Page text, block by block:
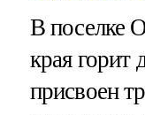
В поселке
края горит
присвоен